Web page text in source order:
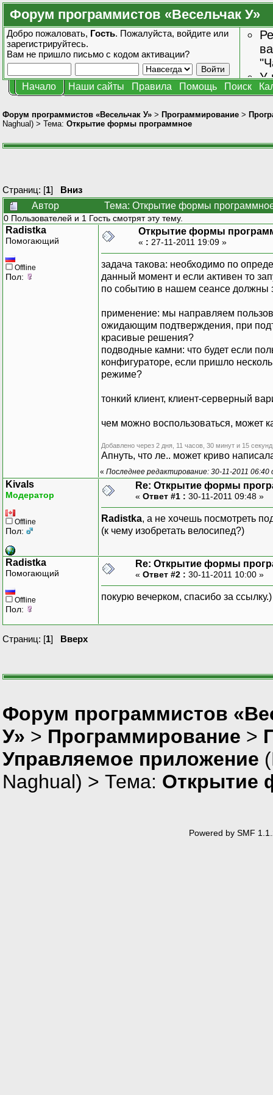
Форум программистов «Весельчак У»
Добро пожаловать, Гость. Пожалуйста, войдите или
зарегистрируйтесь.
Вам не пришло письмо с кодом активации?
У
Начало Наши сайты Правила Помощь Поиск
Форум программистов «Весельчак У» > Программирование >
Naghual) > Тема: Открытие формы программное
Страниц: [1] Вниз
Автор
Тема: Открытие формы
0 Пользователей и 1 Гость смотрят эту тему.
Radistka
Помогающий
Offline
Пол:
Открытие формы
« : 27-11-2011 19:09 »
задача такова: необходимо по
данный момент и если активен то
по событию в нашем сеансе должны
применение: мы направляем
ожидающим подтверждения, при
красивые решения?
подводные камни: что будет если
конфигураторе, если пришло
режиме?
тонкий клиент, клиент-серверный
чем можно воспользоваться, может
Добавлено через 2 дня, 11 часов, 30 минут и 15
Апнуть, что ле.. может криво
« Последнее редактирование: 30-11-2011 06:40
Kivals
Модератор
Offline
Пол:
Re: Открытие формы
« Ответ #1 : 30-11-2011 09:48 »
Radistka, а не хочешь посмотреть
(к чему изобретать велосипед?)
Radistka
Помогающий
Offline
Пол:
Re: Открытие формы
« Ответ #2 : 30-11-2011 10:00 »
покурю вечерком, спасибо за ссылку.)
Страниц: [1] Вверх
Форум программистов
У» > Программирование >
Управляемое приложение
Naghual) > Тема: Открытие
Powered by SMF